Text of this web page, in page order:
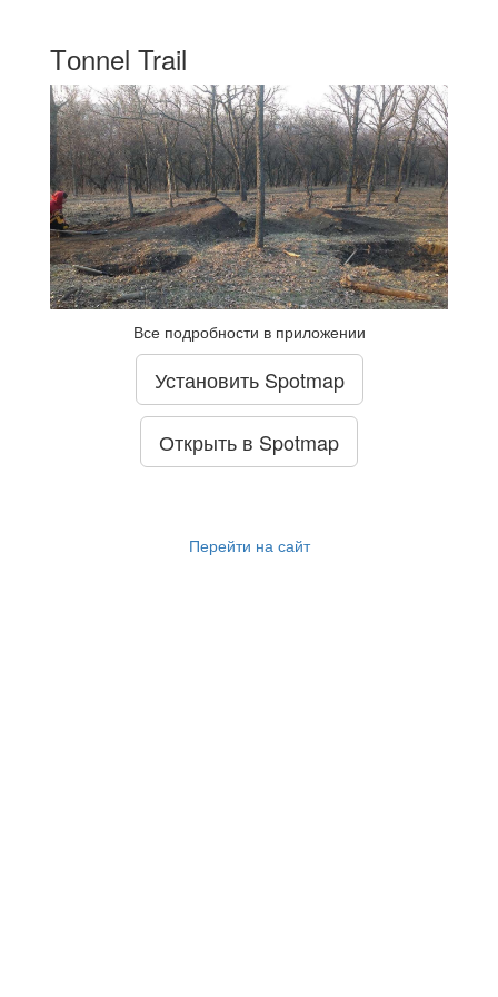
Tоnnel Trail
Все подробности в приложении
Установить Spotmap
Открыть в Spotmap
Перейти на сайт